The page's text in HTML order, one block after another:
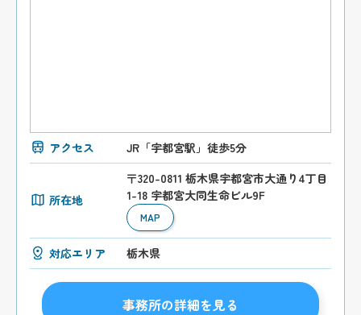
アクセス JR「宇都宮駅」徒歩5分
所在地
〒320-0811 栃木県宇都宮市大通り4丁目
1-18 宇都宮大同生命ビル9F
MAP
対応エリア 栃木県
事務所の詳細を見る